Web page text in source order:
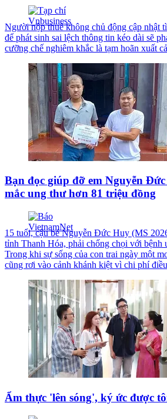
Người nộp thuế không chủ động cập nhật
để phát sinh sai lệch thông tin kéo dài sẽ
cưỡng chế nghiêm khắc là tạm hoãn xuất
Bạn đọc giúp đỡ em Nguyễn
mắc ung thư hơn 81 triệu đồng
15 tuổi, cậu bé Nguyễn Đức Huy (MS
tỉnh Thanh Hóa, phải chống chọi với bệnh
Trong khi sự sống của con trai ngày một
cũng rơi vào cảnh khánh kiệt vì chi phí
Ẩm thực 'lên sóng', ký ức được